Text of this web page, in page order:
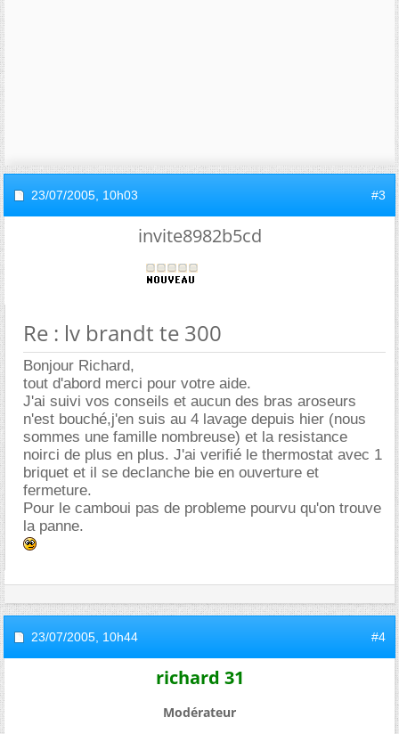
23/07/2005, 10h03 #3
invite8982b5cd
Re : lv brandt te 300
Bonjour Richard,
tout d'abord merci pour votre aide.
J'ai suivi vos conseils et aucun des bras aroseurs
n'est bouché,j'en suis au 4 lavage depuis hier (nous
sommes une famille nombreuse) et la resistance
noirci de plus en plus. J'ai verifié le thermostat avec 1
briquet et il se declanche bie en ouverture et
fermeture.
Pour le camboui pas de probleme pourvu qu'on trouve
la panne.
23/07/2005, 10h44 #4
richard 31
Modérateur